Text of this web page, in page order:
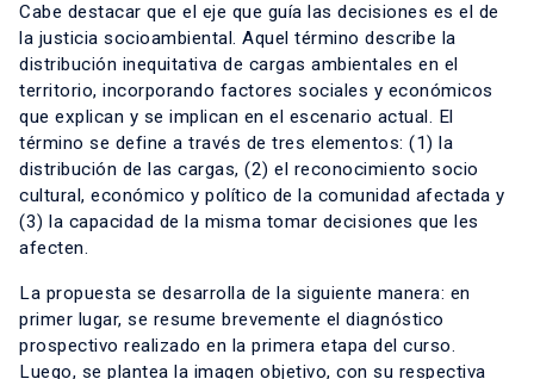
Cabe destacar que el eje que guía las decisiones es el de
la justicia socioambiental. Aquel término describe la
distribución inequitativa de cargas ambientales en el
territorio, incorporando factores sociales y económicos
que explican y se implican en el escenario actual. El
término se define a través de tres elementos: (1) la
distribución de las cargas, (2) el reconocimiento socio
cultural, económico y político de la comunidad afectada y
(3) la capacidad de la misma tomar decisiones que les
afecten.
La propuesta se desarrolla de la siguiente manera: en
primer lugar, se resume brevemente el diagnóstico
prospectivo realizado en la primera etapa del curso.
Luego, se plantea la imagen objetivo, con su respectiva